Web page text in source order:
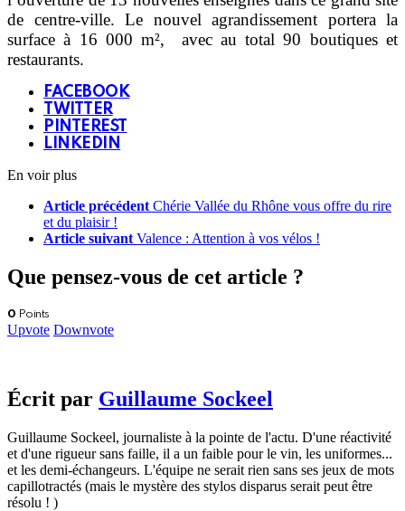
de centre-ville. Le nouvel agrandissement portera la
surface à 16 000 m², avec au total 90 boutiques et
restaurants.
FACEBOOK
TWITTER
PINTEREST
LINKEDIN
En voir plus
Article précédent Chérie Vallée du Rhône vous offre du rire
et du plaisir !
Article suivant Valence : Attention à vos vélos !
Que pensez-vous de cet article ?
0 Points
Upvote Downvote
Écrit par Guillaume Sockeel
Guillaume Sockeel, journaliste à la pointe de l'actu. D'une réactivité
et d'une rigueur sans faille, il a un faible pour le vin, les uniformes...
et les demi-échangeurs. L'équipe ne serait rien sans ses jeux de mots
capillotractés (mais le mystère des stylos disparus serait peut être
résolu ! )